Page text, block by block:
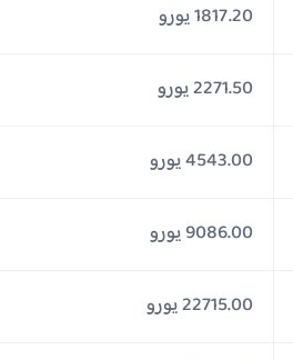
1817.20 يورو
2271.50 يورو
4543.00 يورو
9086.00 يورو
22715.00 يورو